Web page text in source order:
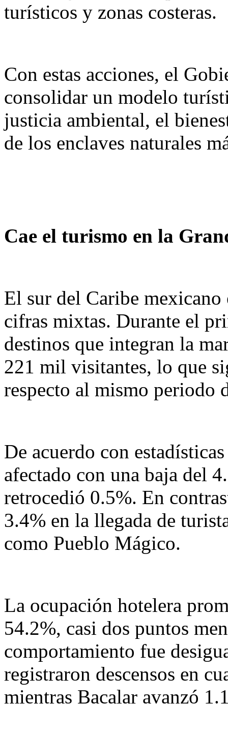
turísticos y zonas costeras.
Con estas acciones, el
consolidar un modelo
justicia ambiental, el
de los enclaves naturales
Cae el turismo en la
El sur del Caribe
cifras mixtas. Durante el
destinos que integran la
221 mil visitantes, lo que
respecto al mismo periodo
De acuerdo con
afectado con una baja del
retrocedió 0.5%. En
3.4% en la llegada de
como Pueblo Mágico.
La ocupación hotelera
54.2%, casi dos puntos
comportamiento fue
registraron descensos en
mientras Bacalar avanzó